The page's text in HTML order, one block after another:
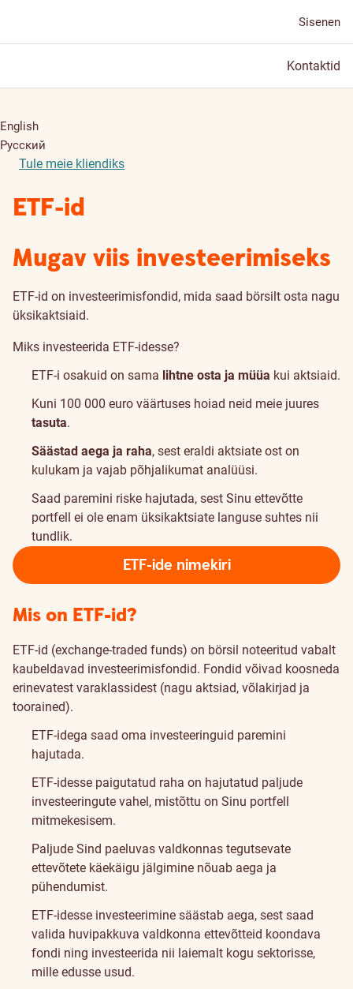
Sisenen
Kontaktid
English
Русский
Tule meie kliendiks
ETF-id
Mugav viis investeerimiseks
ETF-id on investeerimisfondid, mida saad börsilt osta nagu
üksikaktsiaid.
Miks investeerida ETF-idesse?
ETF-i osakuid on sama lihtne osta ja müüa kui aktsiaid.
Kuni 100 000 euro väärtuses hoiad neid meie juures
tasuta.
Säästad aega ja raha, sest eraldi aktsiate ost on
kulukam ja vajab põhjalikumat analüüsi.
Saad paremini riske hajutada, sest Sinu ettevõtte
portfell ei ole enam üksikaktsiate languse suhtes nii
tundlik.
ETF-ide nimekiri
ETF-
idest
lähemalt
Mis on ETF-id?
ETF-id (exchange-traded funds) on börsil noteeritud vabalt
kaubeldavad investeerimisfondid. Fondid võivad koosneda
erinevatest varaklassidest (nagu aktsiad, võlakirjad ja
toorained).
ETF-idega saad oma investeeringuid paremini
hajutada.
ETF-idesse paigutatud raha on hajutatud paljude
investeeringute vahel, mistõttu on Sinu portfell
mitmekesisem.
Paljude Sind paeluvas valdkonnas tegutsevate
ettevõtete käekäigu jälgimine nõuab aega ja
pühendumist.
ETF-idesse investeerimine säästab aega, sest saad
valida huvipakkuva valdkonna ettevõtteid koondava
fondi ning investeerida nii laiemalt kogu sektorisse,
mille edusse usud.